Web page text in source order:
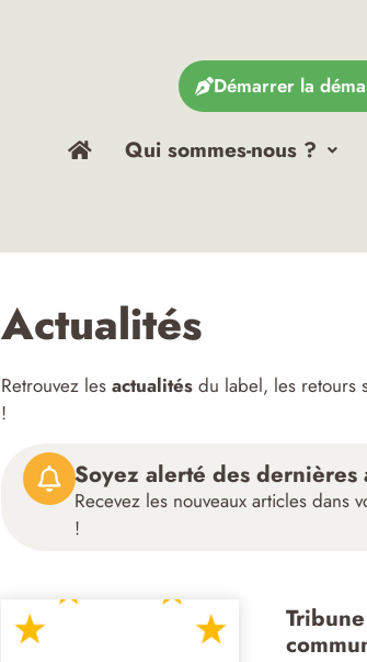
Démarrer la
Qui sommes-nous ?
Actualités
Retrouvez les actualitésdu label, les retours
!
Soyez alerté des dernières
Recevez les nouveaux articles dans
!